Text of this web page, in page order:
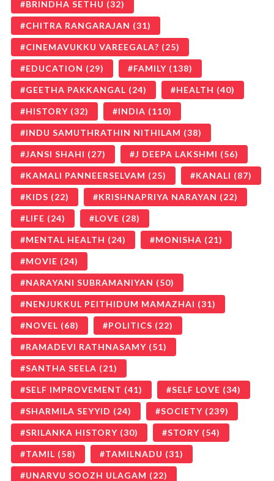
BRINDHA SETHU (32)
CHITRA RANGARAJAN (31)
CINEMAVUKKU VAREEGALA? (25)
EDUCATION (29) FAMILY (138)
GEETHA PAKKANGAL (24) HEALTH (40)
HISTORY (32) INDIA (110)
INDU SAMUTHRATHIN NITHILAM (38)
JANSI SHAHI (27) J DEEPA LAKSHMI (56)
KAMALI PANNEERSELVAM (25) KANALI (87)
KIDS (22) KRISHNAPRIYA NARAYAN (22)
LIFE (24) LOVE (28)
MENTAL HEALTH (24) MONISHA (21)
MOVIE (24)
NARAYANI SUBRAMANIYAN (50)
NENJUKKUL PEITHIDUM MAMAZHAI (31)
NOVEL (68) POLITICS (22)
RAMADEVI RATHNASAMY (51)
SANTHA SEELA (21)
SELF IMPROVEMENT (41) SELF LOVE (34)
SHARMILA SEYYID (24) SOCIETY (239)
SRILANKA HISTORY (30) STORY (54)
TAMIL (58) TAMILNADU (31)
UNARVU SOOZH ULAGAM (22)